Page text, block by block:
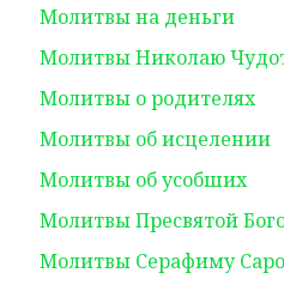
Молитвы на деньги
Молитвы Николаю
Молитвы о родителях
Молитвы об исцелении
Молитвы об усобших
Молитвы Пресвятой
Молитвы Серафиму